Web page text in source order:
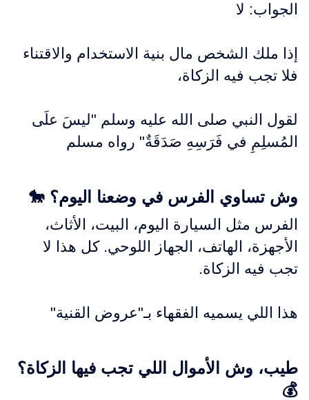
الجواب: لا
إذا ملك الشخص مال بنية الاستخدام والاقتناء
فلا تجب فيه الزكاة،
لقول النبي صلى الله عليه وسلم "ليسَ علَى
المُسلِمِ في فَرَسِهِ صَدَقَةٌ" رواه مسلم
وش تساوي الفرس في وضعنا اليوم؟ 🐎
الفرس مثل السيارة اليوم، البيت، الأثاث،
الأجهزة، الهاتف، الجهاز اللوحي. كل هذا لا
تجب فيه الزكاة.
هذا اللي يسميه الفقهاء بـ"عروض القنية"
طيب، وش الأموال اللي تجب فيها الزكاة؟
💰